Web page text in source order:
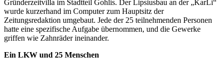
Gründerzeitvilla im Stadtteil Gohlis. Der Lipsiusbau an der „KarLi“
wurde kurzerhand im Computer zum Hauptsitz der
Zeitungsredaktion umgebaut. Jede der 25 teilnehmenden Personen
hatte eine spezifische Aufgabe übernommen, und die Gewerke
griffen wie Zahnräder ineinander.
Ein LKW und 25 Menschen